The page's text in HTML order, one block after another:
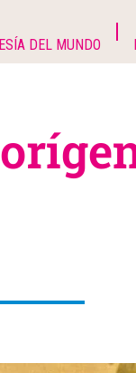
DEL MUNDO